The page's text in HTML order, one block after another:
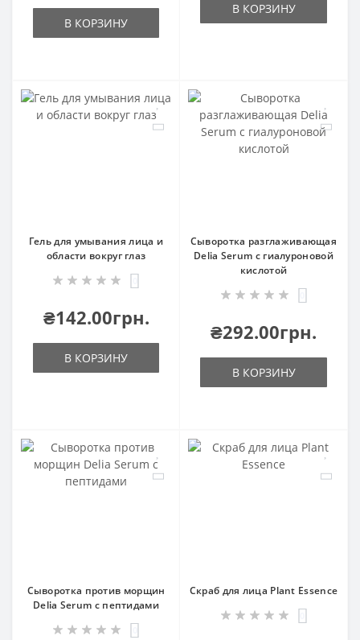
В КОРЗИНУ
В КОРЗИНУ
Гель для умывания лица и
области вокруг глаз
₴142.00грн.
В КОРЗИНУ
Сыворотка разглаживающая
Delia Serum с гиалуроновой
кислотой
₴292.00грн.
В КОРЗИНУ
Сыворотка против морщин
Delia Serum с пептидами
Скраб для лица Plant Essence